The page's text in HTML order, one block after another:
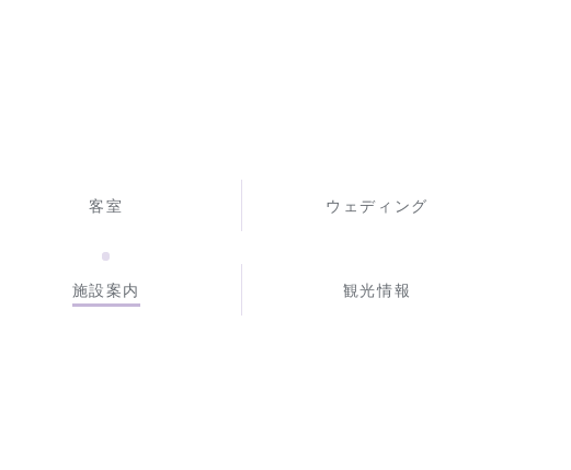
客室 ウェディング
施設案内 観光情報